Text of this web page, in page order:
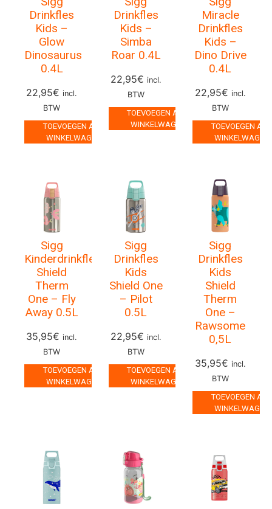
Drinkfles
Kids –
Glow
Dinosaurus
0.4L
22,95€ incl.
BTW
TOEVOEGEN AAN
WINKELWAGEN
Drinkfles
Kids –
Simba
Roar 0.4L
22,95€ incl.
BTW
TOEVOEGEN AAN
WINKELWAGEN
Miracle
Drinkfles
Kids –
Dino Drive
0.4L
22,95€ incl.
BTW
TOEVOEGEN
WINKELWAGEN
Sigg
Kinderdrinkfles
Shield
Therm
One – Fly
Away 0.5L
35,95€ incl.
BTW
TOEVOEGEN AAN
WINKELWAGEN
Sigg
Drinkfles
Kids
Shield One
– Pilot
0.5L
22,95€ incl.
BTW
TOEVOEGEN AAN
WINKELWAGEN
Sigg
Drinkfles
Kids
Shield
Therm
One –
Rawsome
0,5L
35,95€ incl.
BTW
TOEVOEGEN
WINKELWAGEN